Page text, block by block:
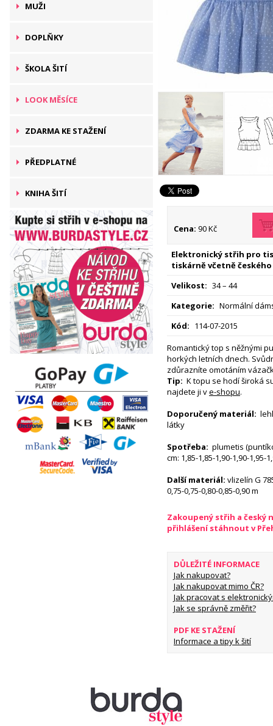
MUŽI
DOPLŇKY
ŠKOLA ŠITÍ
LOOK MĚSÍCE
ZDARMA KE STAŽENÍ
PŘEDPLATNÉ
KNIHA ŠITÍ
Cena: 90 Kč
Elektronický střih pro
tiskárně včetně českého
Velikost: 34 – 44
Kategorie: Normální
Kód: 114-07-2015
Romantický top s něžnými
horkých letních dnech.
zdůrazníte omotáním
Tip: K topu se hodí široká
najdete ji ve-shopu.
Doporučený materiál:
látky
Spotřeba: plumetis
cm: 1,85-1,85-1,90-1,90-1,95-
Další materiál: vlizelín G
0,75-0,75-0,80-0,85-0,90 m
Zakoupený střih a český
přihlášení stáhnout v
DŮLEŽITÉ INFORMACE
Jak nakupovat?
Jak nakupovat mimo ČR?
Jak pracovat s
Jak se správně změřit?
PDF KE STAŽENÍ
Informace a tipy k šití